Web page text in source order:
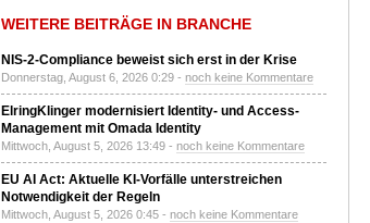
WEITERE BEITRÄGE IN BRANCHE
NIS-2-Compliance beweist sich erst in der Krise
Donnerstag, August 6, 2026 0:29 - noch keine Kommentare
ElringKlinger modernisiert Identity- und Access-
Management mit Omada Identity
Mittwoch, August 5, 2026 13:49 - noch keine Kommentare
EU AI Act: Aktuelle KI-Vorfälle unterstreichen
Notwendigkeit der Regeln
Mittwoch, August 5, 2026 0:45 - noch keine Kommentare